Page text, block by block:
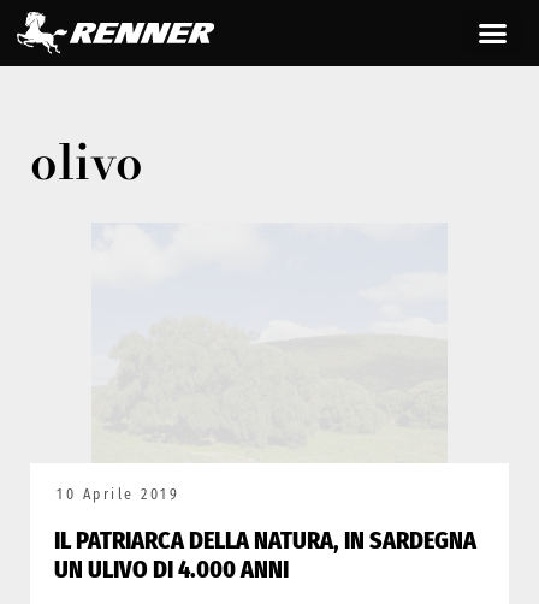
olivo
10 Aprile 2019
IL PATRIARCA DELLA NATURA, IN SARDEGNA
UN ULIVO DI 4.000 ANNI